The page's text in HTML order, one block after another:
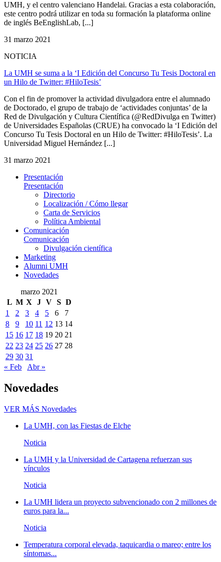
UMH, y el centro valenciano Handelai. Gracias a esta colaboración,
este centro podrá utilizar en toda su formación la plataforma online
de inglés BeEnglishLab, [...]
31 marzo 2021
NOTICIA
La UMH se suma a la ‘I Edición del Concurso Tu Tesis Doctoral en
un Hilo de Twitter: #HiloTesis’
Con el fin de promover la actividad divulgadora entre el alumnado
de Doctorado, el grupo de trabajo de ‘actividades conjuntas’ de la
Red de Divulgación y Cultura Científica ​(@RedDivulga en Twitter)
de Universidades Españolas (CRUE) ha convocado la ‘I Edición del
Concurso Tu Tesis Doctoral en un Hilo de Twitter: #HiloTesis’. La
Universidad Miguel Hernández [...]
31 marzo 2021
Presentación
Presentación
Directorio
Localización / Cómo llegar
Carta de Servicios
Política Ambiental
Comunicación
Comunicación
Divulgación científica
Marketing
Alumni UMH
Novedades
marzo 2021
L M X J V S D
1
2 3 4 5 6
7
8
9 10 11 12 13 14
15 16 17 18 19 20 21
22 23 24 25 26 27 28
29 30 31
« Feb
Abr »
Novedades
VER MÁS Novedades
La UMH, con las Fiestas de Elche
Noticia
La UMH y la Universidad de Cartagena refuerzan sus
vínculos
Noticia
La UMH lidera un proyecto subvencionado con 2 millones de
euros para la...
Noticia
Temperatura corporal elevada, taquicardia o mareo; entre los
síntomas...